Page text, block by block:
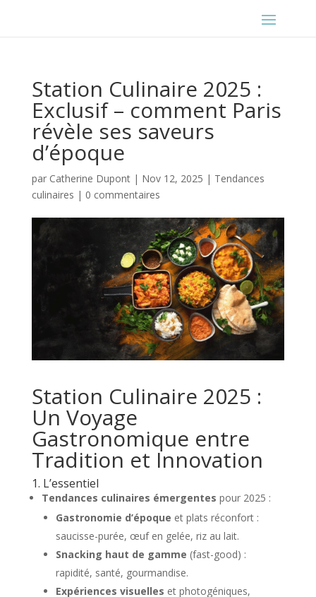
Station Culinaire 2025 :
Exclusif – comment Paris
révèle ses saveurs
d’époque
par Catherine Dupont| Nov 12, 2025 | Tendances
culinaires | 0 commentaires
Station Culinaire 2025 :
Un Voyage
Gastronomique entre
Tradition et Innovation
1. L’essentiel
Tendances culinaires émergentes pour 2025 :
Gastronomie d’époque et plats réconfort :
saucisse-purée, œuf en gelée, riz au lait.
Snacking haut de gamme (fast-good) :
rapidité, santé, gourmandise.
Expériences visuelles et photogéniques,